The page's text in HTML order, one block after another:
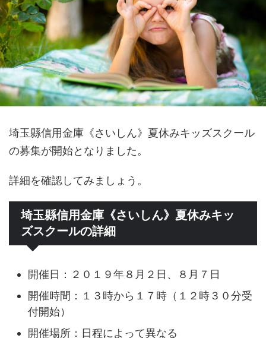
埼玉縣信用金庫《さいしん》夏休みキッズスクール
の募集が開始となりました。
詳細を確認してみましょう。
埼玉縣信用金庫《さいしん》夏休みキッ
ズスクールの詳細
開催日：２０１９年８月２日、８月７日
開催時間：１３時から１７時（１２時３０分受
付開始）
開催場所：日程によって異なる